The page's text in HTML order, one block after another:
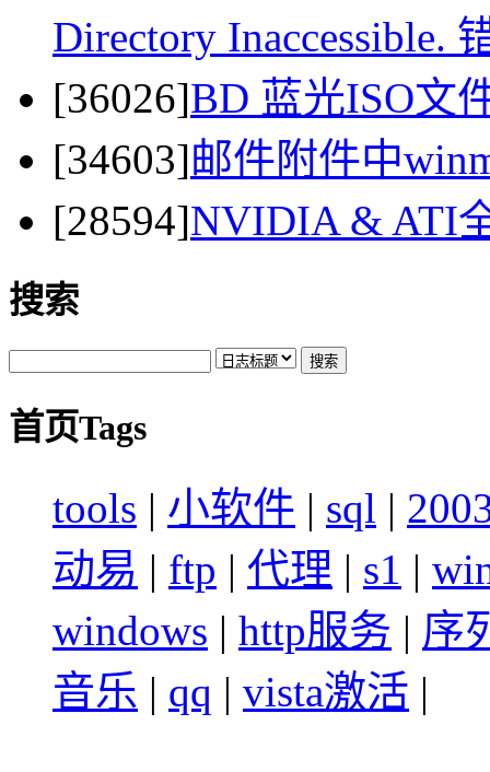
Directory Inaccessible.
[36026]BD 蓝光ISO文
[34603]邮件附件中
[28594]NVIDIA & ATI
搜索
首页Tags
tools | 小软件 | sql |
动易 | ftp | 代理 | s1 |
windows | http服务 | 序
音乐 | qq | vista激活 |